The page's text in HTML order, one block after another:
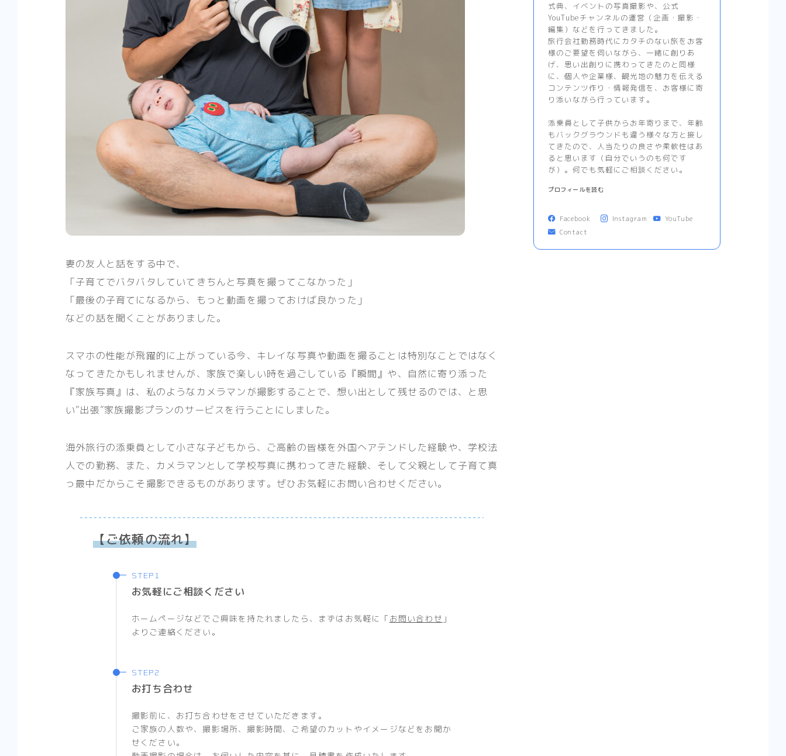
妻の友人と話をする中で、
「子育てでバタバタしていてきちんと写真を撮ってこなかった」
「最後の子育てになるから、もっと動画を撮っておけば良かった」
などの話を聞くことがありました。
スマホの性能が飛躍的に上がっている今、キレイな写真や動画を撮ることは特別なことではなく
なってきたかもしれませんが、家族で楽しい時を過ごしている『瞬間』や、自然に寄り添った
『家族写真』は、私のようなカメラマンが撮影することで、想い出として残せるのでは、と思
い”出張”家族撮影プランのサービスを行うことにしました。
海外旅行の添乗員として小さな子どもから、ご高齢の皆様を外国へアテンドした経験や、学校法
人での勤務、また、カメラマンとして学校写真に携わってきた経験、そして父親として子育て真
っ最中だからこそ撮影できるものがあります。ぜひお気軽にお問い合わせください。
【ご依頼の流れ】
お気軽にご相談ください
ホームページなどでご興味を持たれましたら、まずはお気軽に「 お問い合わせ 」
よりご連絡ください。
お打ち合わせ
撮影前に、お打ち合わせをさせていただきます。
ご家族の人数や、撮影場所、撮影時間、ご希望のカットやイメージなどをお聞か
せください。
式典、イベントの写真撮影や、公式
YouTubeチャンネルの運営（企画・撮影・
編集）などを行ってきました。
旅行会社勤務時代にカタチのない旅をお客
様のご要望を伺いながら、一緒に創りあ
げ、思い出創りに携わってきたのと同様
に、個人や企業様、観光地の魅力を伝える
コンテンツ作り・情報発信を、お客様に寄
り添いながら行っています。
添乗員として子供からお年寄りまで、年齢
もバックグラウンドも違う様々な方と接し
てきたので、人当たりの良さや柔軟性はあ
ると思います（自分でいうのも何です
が）。何でも気軽にご相談ください。
プロフィールを読む
Facebook Instagram
YouTube
Contact